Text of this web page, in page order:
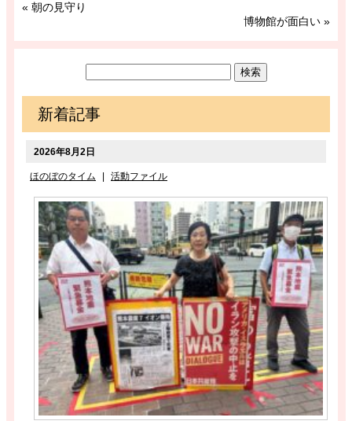
« 朝の見守り
博物館が面白い »
新着記事
2026年8月2日
ほのぼのタイム 活動ファイル